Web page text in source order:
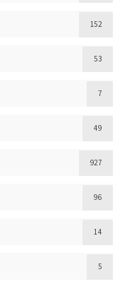
152
53
7
49
927
96
14
5